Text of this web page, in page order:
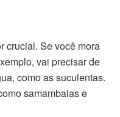
crucial. Se você mora
vai precisar de
como as suculentas.
samambaias e